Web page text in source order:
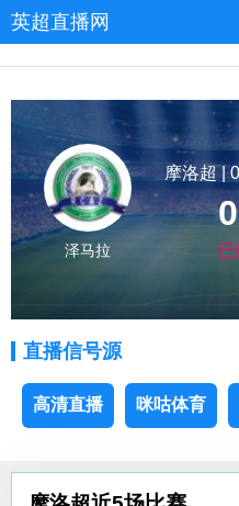
英超直播网
泽马拉
摩洛超 |
直播信号源
高清直播 咪咕体育